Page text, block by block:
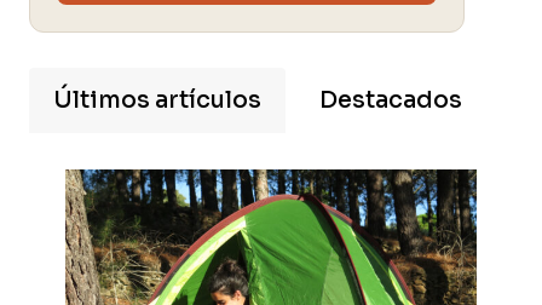
Últimos artículos Destacados